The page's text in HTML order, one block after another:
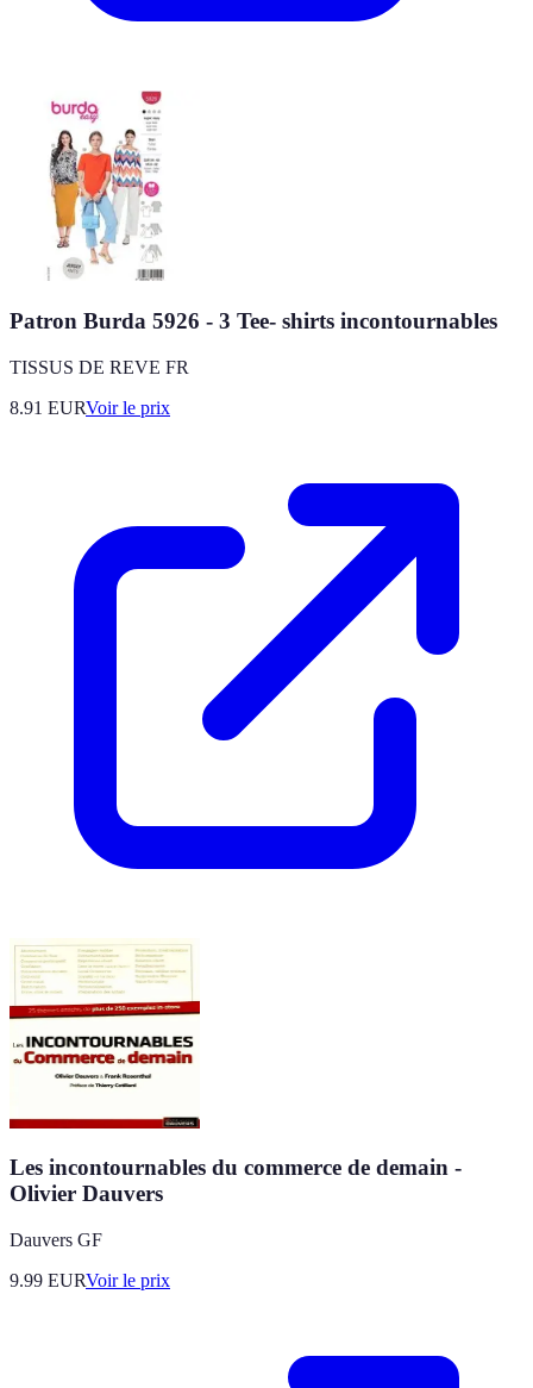
Patron Burda 5926 - 3 Tee- shirts incontournables
TISSUS DE REVE FR
8.91 EURVoir le prix
Les incontournables du commerce de demain -
Olivier Dauvers
Dauvers GF
9.99 EURVoir le prix